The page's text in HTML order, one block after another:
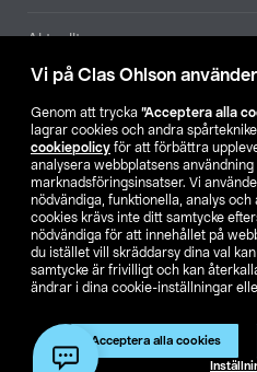
Vi på Clas Ohlson
Genom att trycka ”Acceptera alla
lagrar cookies och andra
cookiepolicy för att förbättra
analysera webbplatsens
marknadsföringsinsatser. Vi
nödvändiga, funktionella, analys
cookies krävs inte ditt samtycke
nödvändiga för att innehållet på
du istället vill skräddarsy dina val
samtycke är frivilligt och kan
ändrar i dina cookie-inställningar
Acceptera alla cookies
Aktuellt
SE NO
Köpvillkor Privacy statement